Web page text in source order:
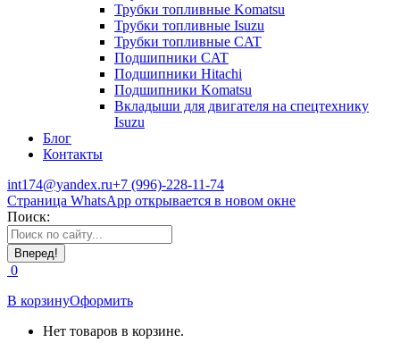
Трубки топливные Komatsu
Трубки топливные Isuzu
Трубки топливные CAT
Подшипники CAT
Подшипники Hitachi
Подшипники Komatsu
Вкладыши для двигателя на спецтехнику
Isuzu
Блог
Контакты
int174@yandex.ru+7 (996)-228-11-74
Страница WhatsApp открывается в новом окне
Поиск:
0
В корзинуОформить
Нет товаров в корзине.